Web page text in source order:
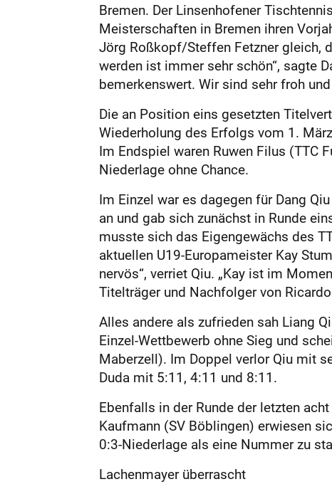
Bremen. Der Linsenhofener
Meisterschaften in Bremen ihren
Jörg Roßkopf/Steffen Fetzner gleich,
werden ist immer sehr schön“, sagte
bemerkenswert. Wir sind sehr froh
Die an Position eins gesetzten
Wiederholung des Erfolgs vom 1.
Im Endspiel waren Ruwen Filus (TTC
Niederlage ohne Chance.
Im Einzel war es dagegen für Dang
an und gab sich zunächst in Runde
musste sich das Eigengewächs des
aktuellen U19-Europameister Kay
nervös“, verriet Qiu. „Kay ist im
Titelträger und Nachfolger von
Alles andere als zufrieden sah Liang
Einzel-Wettbewerb ohne Sieg und
Maberzell). Im Doppel verlor Qiu mit
Duda mit 5:11, 4:11 und 8:11.
Ebenfalls in der Runde der letzten
Kaufmann (SV Böblingen) erwiesen
0:3-Niederlage als eine Nummer zu
Lachenmayer überrascht